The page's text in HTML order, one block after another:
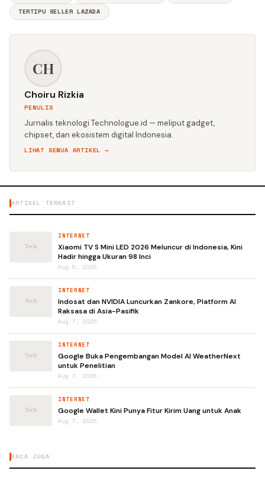
TERTIPU SELLER LAZADA
CH
Choiru Rizkia
PENULIS
Jurnalis teknologi Technologue.id — meliput gadget,
chipset, dan ekosistem digital Indonesia.
LIHAT SEMUA ARTIKEL →
ARTIKEL TERKAIT
INTERNET
Xiaomi TV S Mini LED 2026 Meluncur di Indonesia, Kini
Hadir hingga Ukuran 98 Inci
Aug 6, 2026
INTERNET
Indosat dan NVIDIA Luncurkan Zankore, Platform AI
Raksasa di Asia-Pasifik
Aug 7, 2026
INTERNET
Google Buka Pengembangan Model AI WeatherNext
untuk Penelitian
Aug 7, 2026
INTERNET
Google Wallet Kini Punya Fitur Kirim Uang untuk Anak
Aug 7, 2026
BACA JUGA